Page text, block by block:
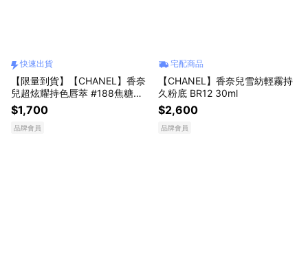
快速出貨
【限量到貨】【CHANEL】香奈
兒超炫耀持色唇萃 #188焦糖慕
斯[快速出貨]
$1,700
品牌會員
宅配商品
【CHANEL】香奈兒雪紡輕霧持
久粉底 BR12 30ml
$2,600
品牌會員